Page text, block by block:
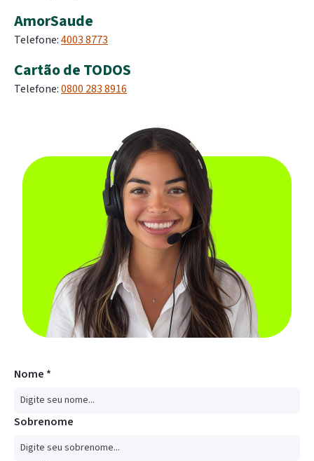
AmorSaude
Telefone:4003 8773
Cartão de TODOS
Telefone:0800 283 8916
Nome *
Sobrenome